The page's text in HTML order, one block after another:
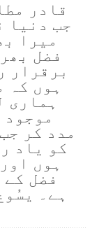
قادر
جب دنیا
میرا
فضل
برقرار
ہوں کہ
ہماری
مدد کر
کو یاد
ہوں
فضل
ہے۔